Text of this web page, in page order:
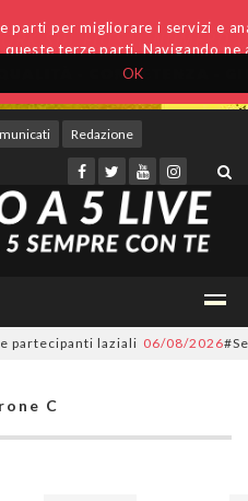
OK
parti per migliorare i servizi e
queste terze parti. Navigando
Redazione
laziali 06/08/2026
C